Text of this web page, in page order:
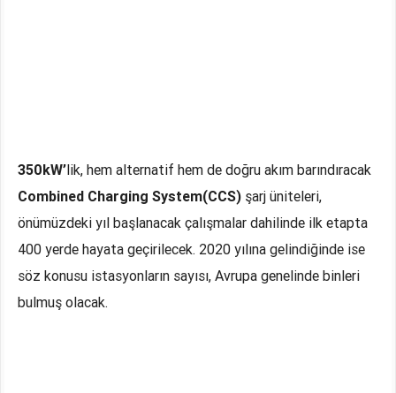
350kW’lik, hem alternatif hem de doğru akım barındıracak
Combined Charging System(CCS) şarj üniteleri,
önümüzdeki yıl başlanacak çalışmalar dahilinde ilk etapta
400 yerde hayata geçirilecek. 2020 yılına gelindiğinde ise
söz konusu istasyonların sayısı, Avrupa genelinde binleri
bulmuş olacak.